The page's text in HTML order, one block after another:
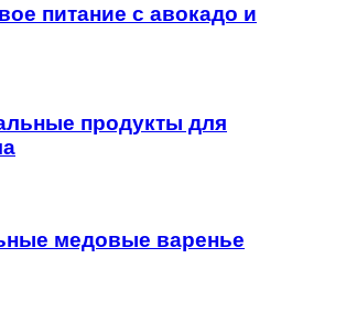
питание с авокадо и
продукты для
медовые варенье